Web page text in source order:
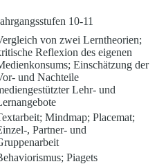
10-11
von zwei Lerntheorien;
Reflexion des eigenen
Einschätzung der
und Nachteile
Lehr- und
Mindmap; Placemat;
, Partner- und
Piagets